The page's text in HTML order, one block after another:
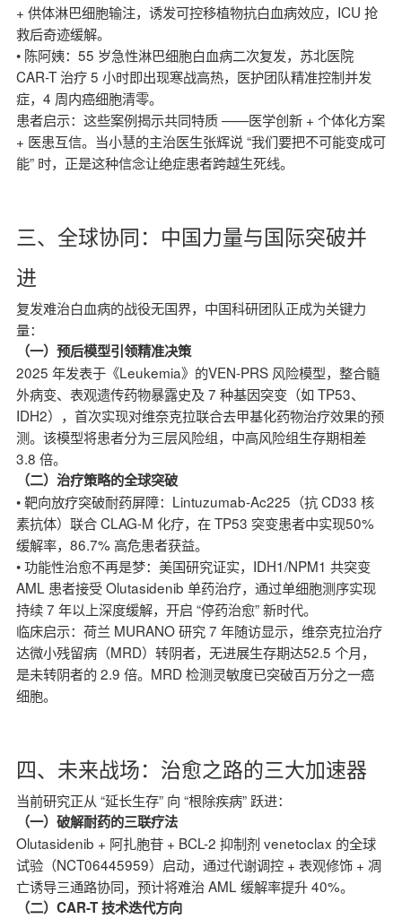
+ 供体淋巴细胞输注，诱发可控移植物抗白血病效应，ICU 抢
救后奇迹缓解。
• 陈阿姨：55 岁急性淋巴细胞白血病二次复发，苏北医院
CAR-T 治疗 5 小时即出现寒战高热，医护团队精准控制并发
症，4 周内癌细胞清零。
患者启示：这些案例揭示共同特质 ——医学创新 + 个体化方案
+ 医患互信。当小慧的主治医生张辉说 “我们要把不可能变成可
能” 时，正是这种信念让绝症患者跨越生死线。
三、全球协同：中国力量与国际突破并
进
复发难治白血病的战役无国界，中国科研团队正成为关键力
量：
（一）预后模型引领精准决策
2025 年发表于《Leukemia》的VEN-PRS 风险模型，整合髓
外病变、表观遗传药物暴露史及 7 种基因突变（如 TP53、
IDH2），首次实现对维奈克拉联合去甲基化药物治疗效果的预
测。该模型将患者分为三层风险组，中高风险组生存期相差
3.8 倍。
（二）治疗策略的全球突破
• 靶向放疗突破耐药屏障：Lintuzumab-Ac225（抗 CD33 核
素抗体）联合 CLAG-M 化疗，在 TP53 突变患者中实现50%
缓解率，86.7% 高危患者获益。
• 功能性治愈不再是梦：美国研究证实，IDH1/NPM1 共突变
AML 患者接受 Olutasidenib 单药治疗，通过单细胞测序实现
持续 7 年以上深度缓解，开启 “停药治愈” 新时代。
临床启示：荷兰 MURANO 研究 7 年随访显示，维奈克拉治疗
达微小残留病（MRD）转阴者，无进展生存期达52.5 个月，
是未转阴者的 2.9 倍。MRD 检测灵敏度已突破百万分之一癌
细胞。
四、未来战场：治愈之路的三大加速器
当前研究正从 “延长生存” 向 “根除疾病” 跃进：
（一）破解耐药的三联疗法
Olutasidenib + 阿扎胞苷 + BCL-2 抑制剂 venetoclax 的全球
试验（NCT06445959）启动，通过代谢调控 + 表观修饰 + 凋
亡诱导三通路协同，预计将难治 AML 缓解率提升 40%。
（二）CAR-T 技术迭代方向